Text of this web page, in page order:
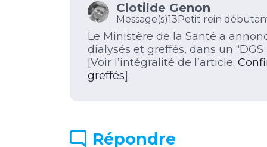
Clotilde Genon
Message(s)13 Petit rein
Le Ministère de la Santé a
dialysés et greffés, dans un “DGS
[Voir l’intégralité de l’article:
greffés]
Répondre